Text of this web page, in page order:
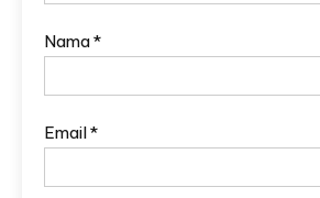
Nama*
Email*